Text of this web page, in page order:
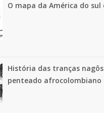
O mapa da América do sul
História das tranças
penteado afrocolombiano